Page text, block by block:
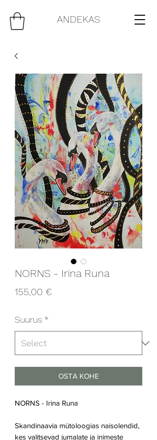
ANDEKAS
NORNS - Irina Runa
155,00 €
Suurus *
OSTA KOHE
NORNS - Irina Runa
Skandinaavia mütoloogias naisolendid,
kes valitsevad jumalate ja inimeste